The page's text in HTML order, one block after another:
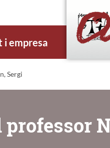
i empresa
Sergi